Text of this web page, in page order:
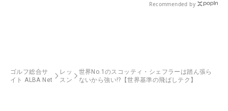
Recommended by
ゴルフ総合サ
イト ALBA Net
レッ
スン
世界No.1のスコッティ・シェフラーは踏ん張ら
ないから強い!?【世界基準の飛ばしテク】